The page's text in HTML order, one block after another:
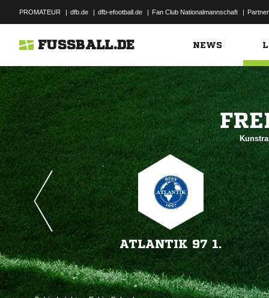
PROMATEUR | dfb.de | dfb-efootball.de | Fan Club Nationalmannschaft | Partner
FUSSBALL.DE NEWS
ATLANTIK 97 1.